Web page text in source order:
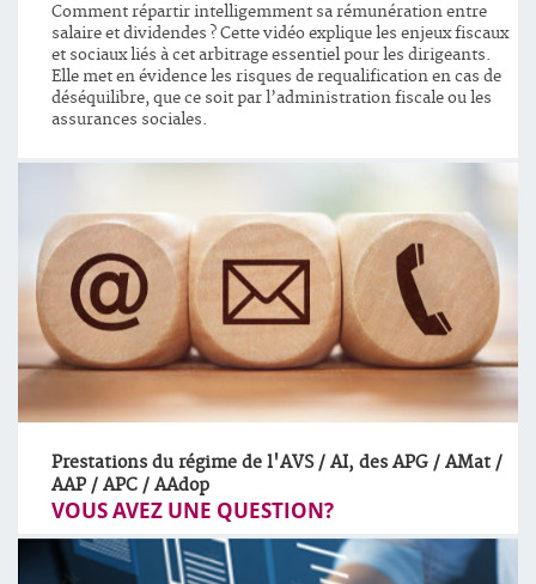
Comment répartir intelligemment sa rémunération entre
salaire et dividendes ? Cette vidéo explique les enjeux fiscaux
et sociaux liés à cet arbitrage essentiel pour les dirigeants.
Elle met en évidence les risques de requalification en cas de
déséquilibre, que ce soit par l’administration fiscale ou les
assurances sociales.
Prestations du régime de l'AVS / AI, des APG / AMat /
AAP / APC / AAdop
VOUS AVEZ UNE QUESTION?